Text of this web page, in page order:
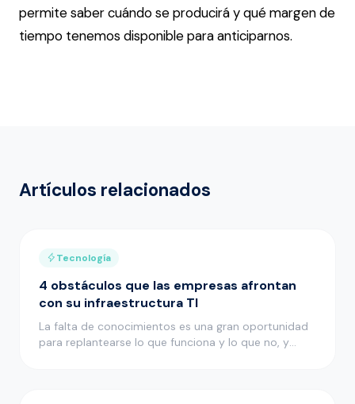
permite saber cuándo se producirá y qué margen de
tiempo tenemos disponible para anticiparnos.
Artículos relacionados
Tecnología
4 obstáculos que las empresas afrontan
con su infraestructura TI
La falta de conocimientos es una gran oportunidad
para replantearse lo que funciona y lo que no, y